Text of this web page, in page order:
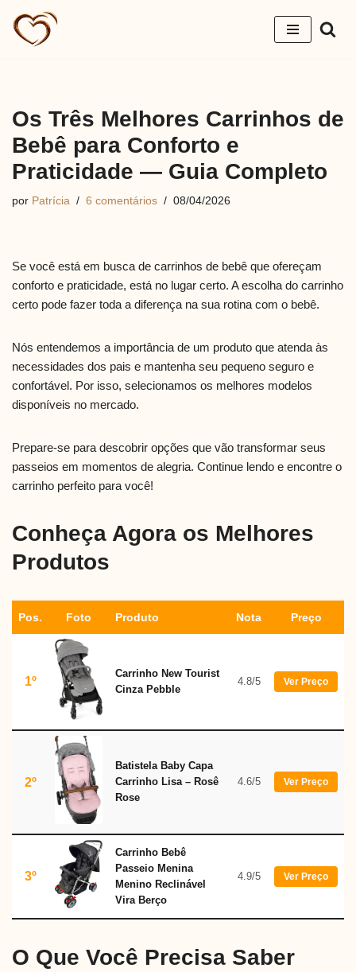
Pular
Os Três Melhores Carrinhos de
Bebê para Conforto e
Praticidade — Guia Completo
por Patrícia 6 comentários 08/04/2026
Se você está em busca de carrinhos de bebê que ofereçam
conforto e praticidade, está no lugar certo. A escolha do carrinho
certo pode fazer toda a diferença na sua rotina com o bebê.
Nós entendemos a importância de um produto que atenda às
necessidades dos pais e mantenha seu pequeno seguro e
confortável. Por isso, selecionamos os melhores modelos
disponíveis no mercado.
Prepare-se para descobrir opções que vão transformar seus
passeios em momentos de alegria. Continue lendo e encontre o
carrinho perfeito para você!
Conheça Agora os Melhores
Produtos
Pos. Foto Produto Nota Preço
1º
Carrinho New Tourist
Cinza Pebble
4.8/5 Ver Preço
2º
Batistela Baby Capa
Carrinho Lisa – Rosê
Rose
4.6/5 Ver Preço
3º
Carrinho Bebê
Passeio Menina
Menino Reclinável
Vira Berço
4.9/5 Ver Preço
O Que Você Precisa Saber